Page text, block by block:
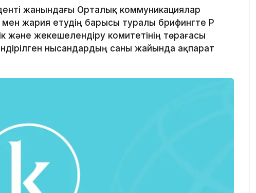
жанындағы Орталық коммуникациялар
жария етудің барысы туралы брифингте ҚР
және жекешелендіру комитетінің төрағасы
нысандардың саны жайында ақпарат